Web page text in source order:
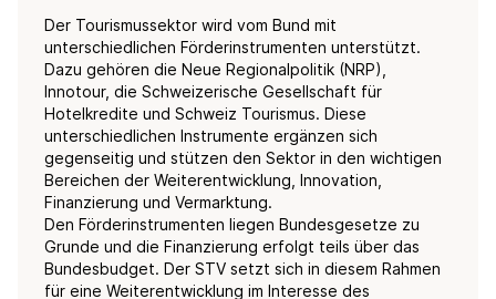
Der Tourismussektor wird vom Bund mit
unterschiedlichen Förderinstrumenten unterstützt.
Dazu gehören die Neue Regionalpolitik (NRP),
Innotour, die Schweizerische Gesellschaft für
Hotelkredite und Schweiz Tourismus. Diese
unterschiedlichen Instrumente ergänzen sich
gegenseitig und stützen den Sektor in den wichtigen
Bereichen der Weiterentwicklung, Innovation,
Finanzierung und Vermarktung.
Den Förderinstrumenten liegen Bundesgesetze zu
Grunde und die Finanzierung erfolgt teils über das
Bundesbudget. Der STV setzt sich in diesem Rahmen
für eine Weiterentwicklung im Interesse des